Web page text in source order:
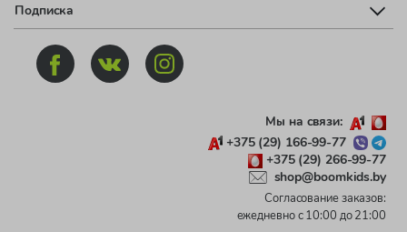
Подписка
Мы на связи:
+375 (29) 166-99-77
+375 (29) 266-99-77
shop@boomkids.by
Согласование заказов:
ежедневно с 10:00 до 21:00